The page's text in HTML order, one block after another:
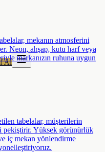
Al
mekanın atmosferini
Neon, ahşap, kutu harf veya
markanızın ruhuna uygun
tabelalar, müşterilerin
Yüksek görünürlük
iç mekan yönlendirme